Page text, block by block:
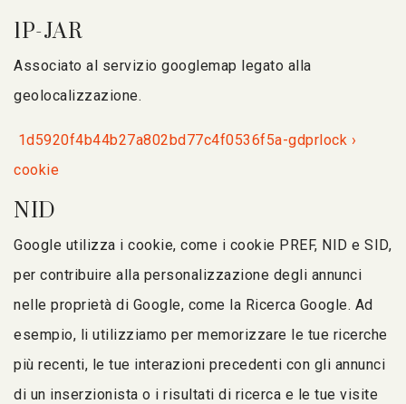
1P-JAR
Associato al servizio googlemap legato alla
geolocalizzazione.
1d5920f4b44b27a802bd77c4f0536f5a-gdprlock ›
cookie
NID
Google utilizza i cookie, come i cookie PREF, NID e SID,
per contribuire alla personalizzazione degli annunci
nelle proprietà di Google, come la Ricerca Google. Ad
esempio, li utilizziamo per memorizzare le tue ricerche
più recenti, le tue interazioni precedenti con gli annunci
di un inserzionista o i risultati di ricerca e le tue visite